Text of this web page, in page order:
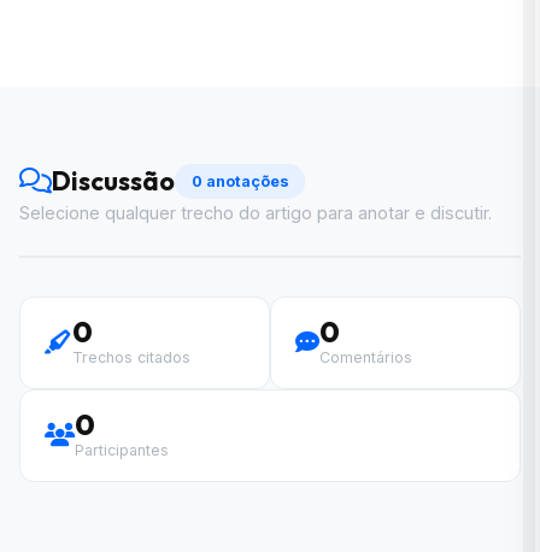
Discussão 0 anotações
Selecione qualquer trecho do artigo para anotar e discutir.
0
Trechos citados
0
Comentários
0
Participantes